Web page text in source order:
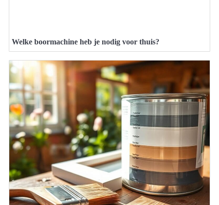
Welke boormachine heb je nodig voor thuis?